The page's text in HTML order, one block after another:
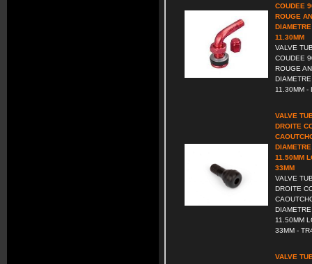
COUDEE
ROUGE
11.30MM
VALVE
COUDEE
ROUGE
11.30MM -
VALVE
DROITE
11.50MM
33MM
VALVE
DROITE
11.50MM
33MM -
VALVE